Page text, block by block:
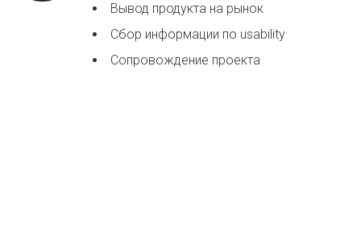
Вывод продукта на рынок
Сбор информации по usability
Сопровождение проекта